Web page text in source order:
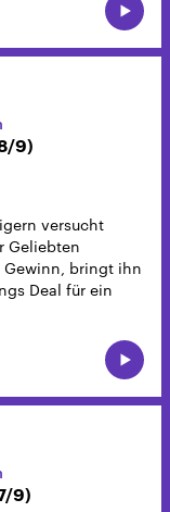
9)
versucht
Geliebten
Gewinn, bringt ihn
Deal für ein
9)